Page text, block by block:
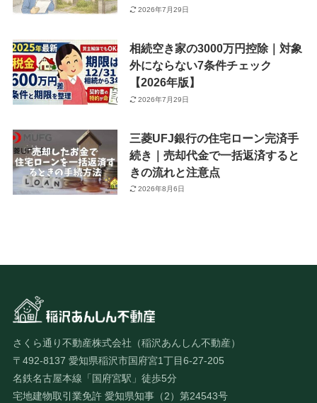
2026年7月29日
相続空き家の3000万円控除｜対象
外にならない7条件チェック
【2026年版】
2026年7月29日
三菱UFJ銀行の住宅ローン完済手
続き｜売却代金で一括返済すると
きの流れと注意点
2026年8月6日
さくら通り不動産株式会社（稲沢あんしん不動産）
〒492-8137 愛知県稲沢市国府宮1丁目6-27-205
名鉄名古屋本線「国府宮駅」徒歩5分
宅地建物取引業免許 愛知県知事（2）第24543号